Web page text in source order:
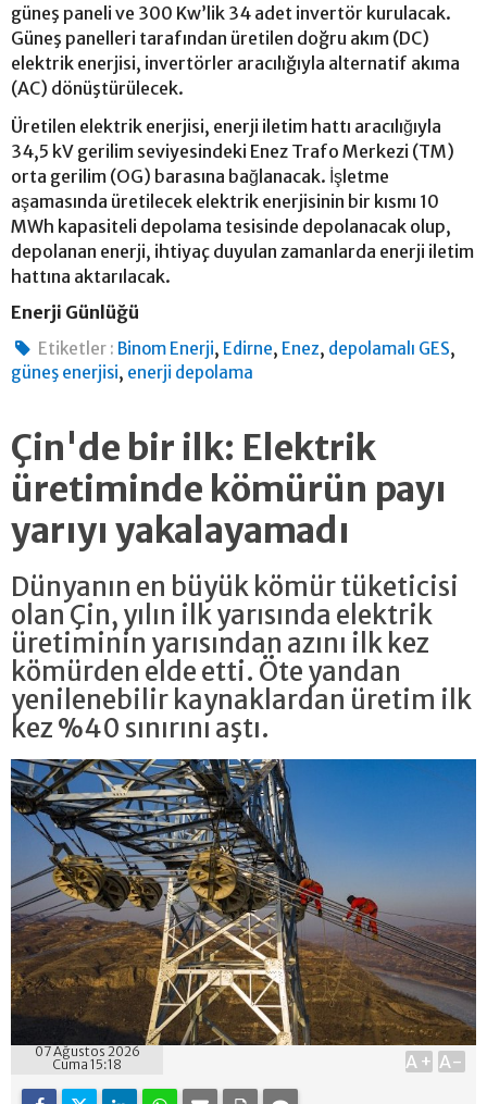
güneş paneli ve 300 Kw’lik 34 adet invertör kurulacak.
Güneş panelleri tarafından üretilen doğru akım (DC)
elektrik enerjisi, invertörler aracılığıyla alternatif akıma
(AC) dönüştürülecek.
Üretilen elektrik enerjisi, enerji iletim hattı aracılığıyla
34,5 kV gerilim seviyesindeki Enez Trafo Merkezi (TM)
orta gerilim (OG) barasına bağlanacak. İşletme
aşamasında üretilecek elektrik enerjisinin bir kısmı 10
MWh kapasiteli depolama tesisinde depolanacak olup,
depolanan enerji, ihtiyaç duyulan zamanlarda enerji iletim
hattına aktarılacak.
Enerji Günlüğü
Etiketler : Binom Enerji, Edirne, Enez, depolamalı GES,
güneş enerjisi, enerji depolama
Çin'de bir ilk: Elektrik
üretiminde kömürün payı
yarıyı yakalayamadı
Dünyanın en büyük kömür tüketicisi
olan Çin, yılın ilk yarısında elektrik
üretiminin yarısından azını ilk kez
kömürden elde etti. Öte yandan
yenilenebilir kaynaklardan üretim ilk
kez %40 sınırını aştı.
07 Ağustos 2026
Cuma 15:18
A+ A-